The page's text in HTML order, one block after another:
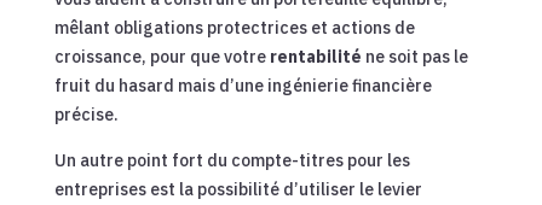
mêlant obligations protectrices et actions de
croissance, pour que votre rentabilité ne soit pas le
fruit du hasard mais d’une ingénierie financière
précise.
Un autre point fort du compte-titres pour les
entreprises est la possibilité d’utiliser le levier